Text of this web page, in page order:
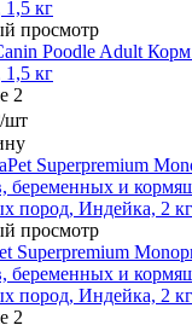
просмотр
Poodle Adult
1,5 кг
2
/шт
просмотр
Superpremium
беременных и
пород, Индейка, 2 кг
2